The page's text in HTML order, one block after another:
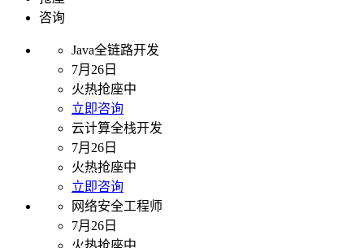
咨询
Java全链路开发
7月26日
火热抢座中
立即咨询
云计算全栈开发
7月26日
火热抢座中
立即咨询
网络安全工程师
7月26日
火热抢座中